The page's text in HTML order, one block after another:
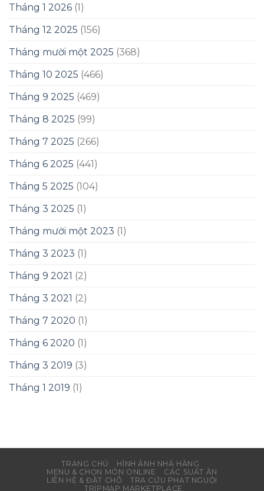
Tháng 1 2026 (1)
Tháng 12 2025 (156)
Tháng mười một 2025 (368)
Tháng 10 2025 (466)
Tháng 9 2025 (469)
Tháng 8 2025 (99)
Tháng 7 2025 (266)
Tháng 6 2025 (441)
Tháng 5 2025 (104)
Tháng 3 2025 (1)
Tháng mười một 2023 (1)
Tháng 3 2023 (1)
Tháng 9 2021 (2)
Tháng 3 2021 (2)
Tháng 7 2020 (1)
Tháng 6 2020 (1)
Tháng 3 2019 (3)
Tháng 1 2019 (1)
TRANG CHỦ
HÌNH ẢNH NHÀ HÀNG
MENU & CHỌN MÓN ONLINE
CÁC SUẤT ĂN
LIÊN HỆ & ĐẶT CHỖ
TRA CỨU PHẠT NGUỘI
TRIPMAP MARKETPLACE